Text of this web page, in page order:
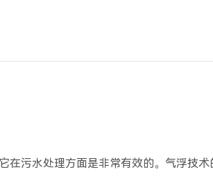
污水处理方面是非常有效的。气浮技